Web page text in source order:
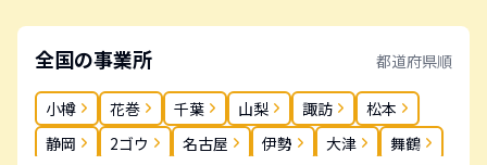
全国の事業所 都道府県順
小樽 花巻 千葉 山梨 諏訪
松本
静岡
2ゴウ 名古屋 伊勢 大津
舞鶴